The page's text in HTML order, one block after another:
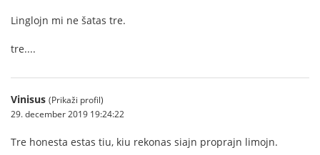
Linglojn mi ne šatas tre.
tre....
Vinisus (Prikaži profil)
29. december 2019 19:24:22
Tre honesta estas tiu, kiu rekonas siajn proprajn limojn.